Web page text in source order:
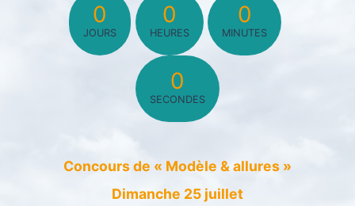
0
JOURS
0
HEURES
0
MINUTES
0
SECONDES
Concours de « Modèle & allures »
Dimanche 25 juillet